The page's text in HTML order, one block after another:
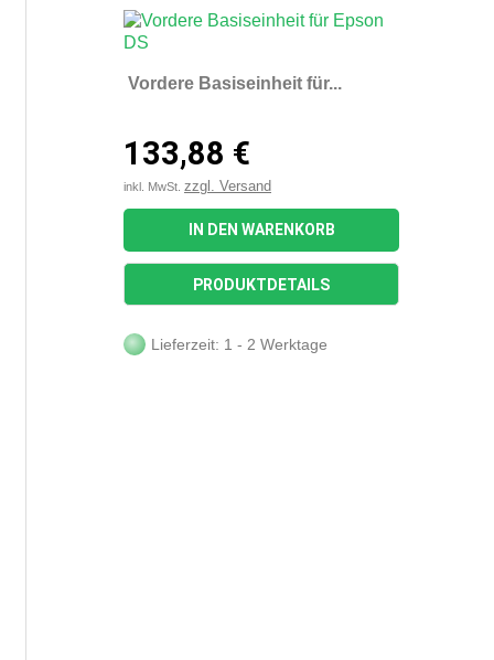
Vordere Basiseinheit für...
133,88 €
inkl. MwSt. zzgl. Versand
IN DEN WARENKORB
PRODUKTDETAILS
Lieferzeit: 1 - 2 Werktage